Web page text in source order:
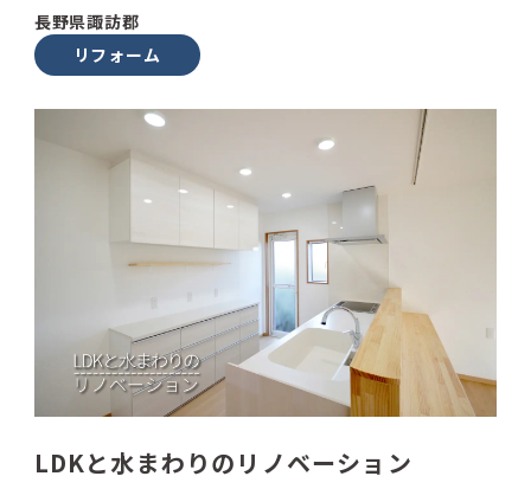
長野県諏訪郡
リフォーム
LDKと水まわりのリノベーション